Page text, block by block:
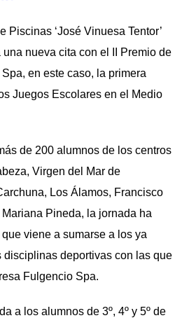
Piscinas ‘José Vinuesa Tentor’
nueva cita con el II Premio de
en este caso, la primera
Juegos Escolares en el Medio
de 200 alumnos de los centros
Virgen del Mar de
Los Álamos, Francisco
Pineda, la jornada ha
viene a sumarse a los ya
disciplinas deportivas con las que
Fulgencio Spa.
a los alumnos de 3º, 4º y 5º de